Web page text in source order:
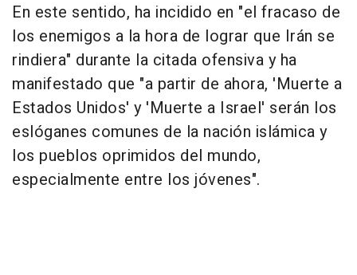
En este sentido, ha incidido en "el fracaso de
los enemigos a la hora de lograr que Irán se
rindiera" durante la citada ofensiva y ha
manifestado que "a partir de ahora, 'Muerte a
Estados Unidos' y 'Muerte a Israel' serán los
eslóganes comunes de la nación islámica y
los pueblos oprimidos del mundo,
especialmente entre los jóvenes".